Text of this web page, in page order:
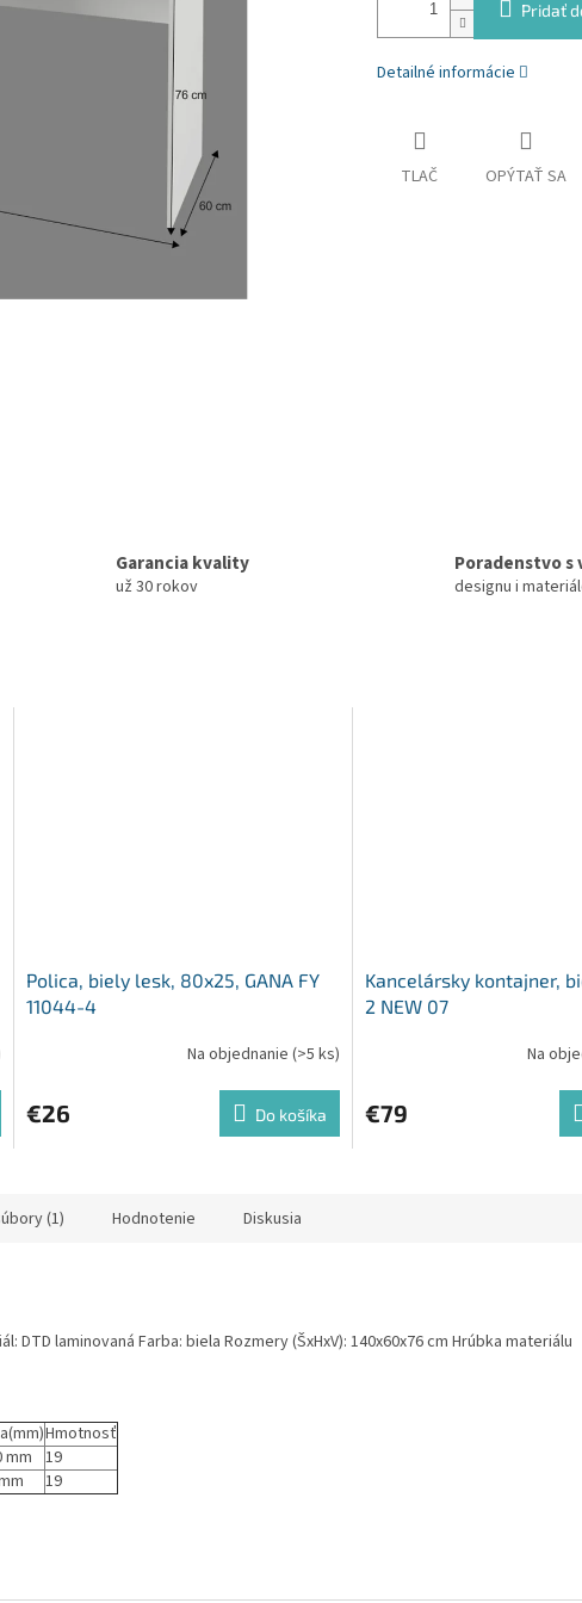
Pridať
Detailné informácie
TLAČ OPÝTAŤ SA
Garancia kvality
už 30 rokov
Poradenstvo s
designu i
Polica, biely lesk, 80x25, GANA FY
11044-4
Na objednanie (>5 ks)
€26 Do košíka
Kancelársky kontajner,
2 NEW 07
Na
€79
(1) Hodnotenie Diskusia
DTD laminovaná Farba: biela Rozmery (ŠxHxV): 140x60x76 cm Hrúbka materiálu
Hmotnosť
mm
19
19